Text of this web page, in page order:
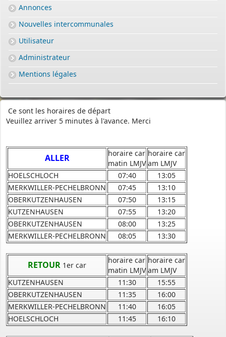
Annonces
Nouvelles intercommunales
Utilisateur
Administrateur
Mentions légales
Ce sont les horaires de départ
Veuillez arriver 5 minutes à l'avance. Merci
ALLER
horaire car
matin LMJV
horaire car
am LMJV
HOELSCHLOCH
07:40
13:05
MERKWILLER-PECHELBRONN
07:45
13:10
OBERKUTZENHAUSEN
07:50
13:15
KUTZENHAUSEN
07:55
13:20
OBERKUTZENHAUSEN
08:00
13:25
MERKWILLER-PECHELBRONN
08:05 13:30
RETOUR 1er car
horaire car
matin LMJV
horaire car
am LMJV
KUTZENHAUSEN
11:30
15:55
OBERKUTZENHAUSEN
11:35
16:00
MERKWILLER-PECHELBRONN
11:40
16:05
HOELSCHLOCH
11:45 16:10
PERMIS DE CONSTRUIRE- DECLARATION PREALABLE
dorénavant en ligne
voie électronique (SVE)pour déposer votredemande
d’autorisation d’urbanisme
(Permis de construire, d’aménager et de démolir, déclaration
préalable et certificat d’urbanisme) avec les mêmes garanties de
réception
et de prise en compte de votre dossier qu’un dépôt par papier.